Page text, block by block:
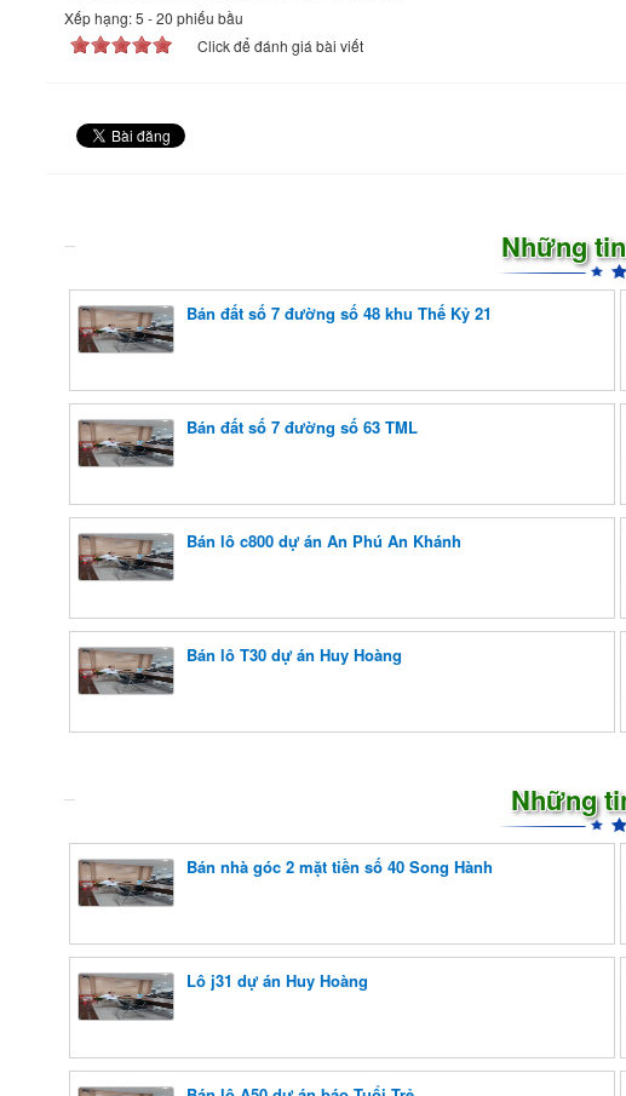
Xếp hạng:5 -20 phiếu bầu
Click để đánh giá bài viết
Những
Bán đất số 7 đường số 48 khu Thế Kỷ 21
Bán đất số 7 đường số 63 TML
Bán lô c800 dự án An Phú An Khánh
Bán lô T30 dự án Huy Hoàng
Những
Bán nhà góc 2 mặt tiền số 40 Song Hành
Lô j31 dự án Huy Hoàng